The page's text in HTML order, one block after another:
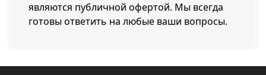
являются публичной офертой. Мы всегда
готовы ответить на любые ваши вопросы.